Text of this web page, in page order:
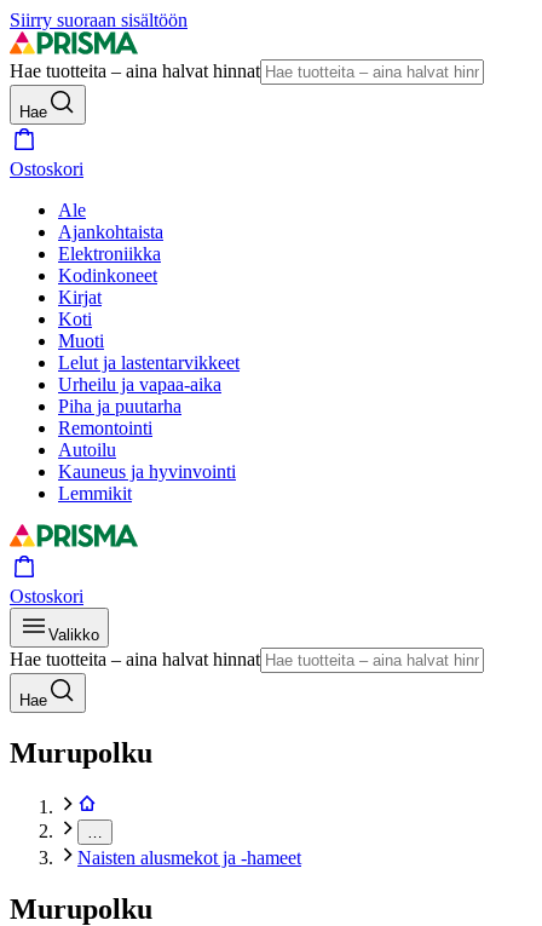
Siirry suoraan sisältöön
Hae tuotteita – aina halvat hinnat
Hae
Ostoskori
Ale
Ajankohtaista
Elektroniikka
Kodinkoneet
Kirjat
Koti
Muoti
Lelut ja lastentarvikkeet
Urheilu ja vapaa-aika
Piha ja puutarha
Remontointi
Autoilu
Kauneus ja hyvinvointi
Lemmikit
Ostoskori
Valikko
Hae tuotteita – aina halvat hinnat
Hae
Murupolku
Naisten alusmekot ja -hameet
Murupolku